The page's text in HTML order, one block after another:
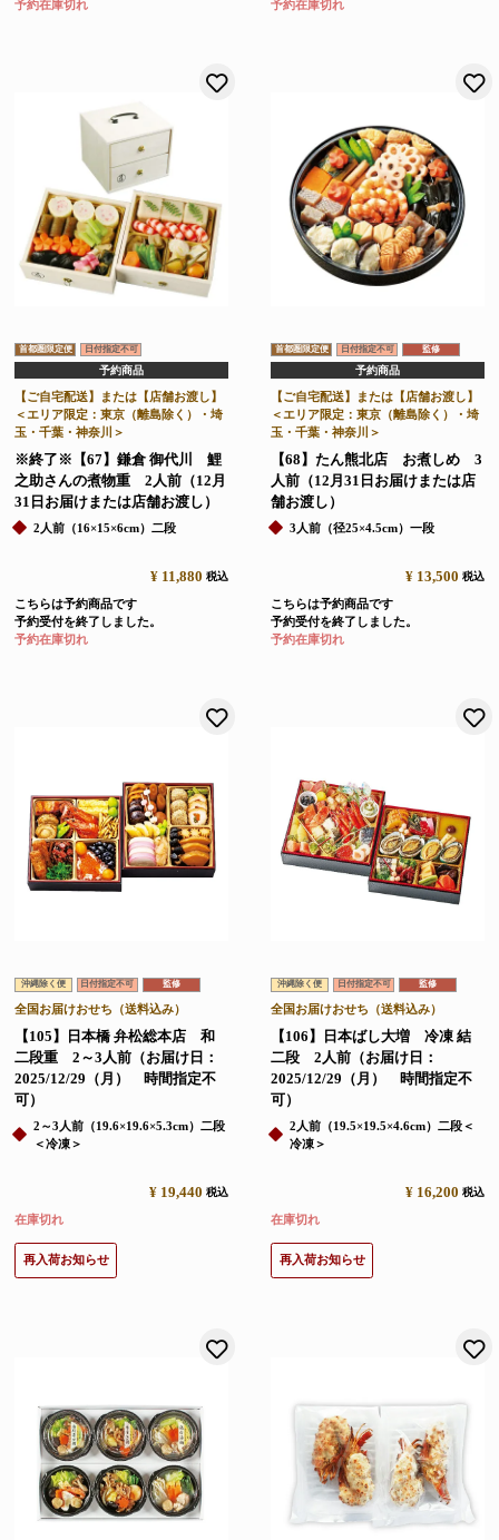
予約在庫切れ
予約在庫切れ
首都圏限定便 日付指定不可
予約商品
【ご自宅配送】または【店舗お渡し】
＜エリア限定：東京（離島除く）・埼
玉・千葉・神奈川＞
※終了※【67】鎌倉 御代川 鯉
之助さんの煮物重 2人前（12月
31日お届けまたは店舗お渡し）
2人前（16×15×6cm）二段
¥ 11,880 税込
こちらは予約商品です
予約受付を終了しました。
予約在庫切れ
首都圏限定便 日付指定不可 監修
予約商品
【ご自宅配送】または【店舗お渡し】
＜エリア限定：東京（離島除く）・埼
玉・千葉・神奈川＞
【68】たん熊北店 お煮しめ 3
人前（12月31日お届けまたは店
舗お渡し）
3人前（径25×4.5cm）一段
¥ 13,500 税込
こちらは予約商品です
予約受付を終了しました。
予約在庫切れ
沖縄除く便 日付指定不可 監修
全国お届けおせち（送料込み）
【105】日本橋 弁松総本店 和
二段重 2～3人前（お届け日：
2025/12/29（月） 時間指定不
可）
2～3人前（19.6×19.6×5.3cm）二段
＜冷凍＞
¥ 19,440 税込
在庫切れ
再入荷お知らせ
沖縄除く便 日付指定不可 監修
全国お届けおせち（送料込み）
【106】日本ばし大増 冷凍 結
二段 2人前（お届け日：
2025/12/29（月） 時間指定不
可）
2人前（19.5×19.5×4.6cm）二段＜
冷凍＞
¥ 16,200 税込
在庫切れ
再入荷お知らせ